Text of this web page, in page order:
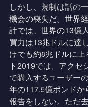
しかし、規制は話の
機会の喪失だ。世界
計では、世界の13億
買力は13兆ドルに達
けでも約8兆ドルに
ト2019では、アクセ
で購入するユーザー
年の117.5億ポンド
報告をしない。ただ